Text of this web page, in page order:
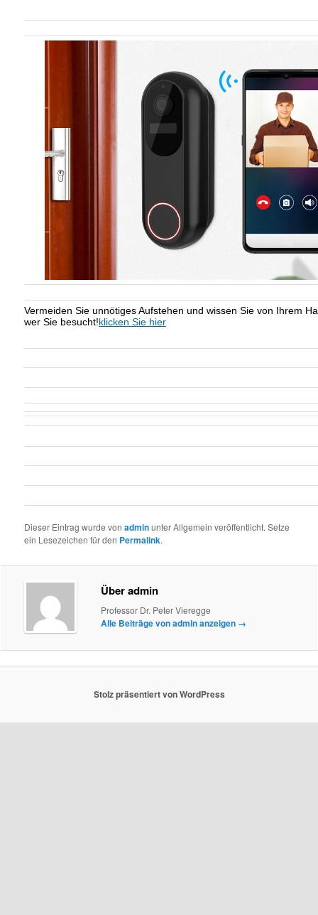
Vermeiden Sie unnötiges Aufstehen und wissen Sie von Ihrem
wer Sie besucht!klicken Sie hier
Dieser Eintrag wurde vonadminunter Allgemein veröffentlicht. Setze
ein Lesezeichen für den Permalink.
Über admin
Professor Dr. Peter Vieregge
Alle Beiträge von admin anzeigen →
Stolz präsentiert von WordPress